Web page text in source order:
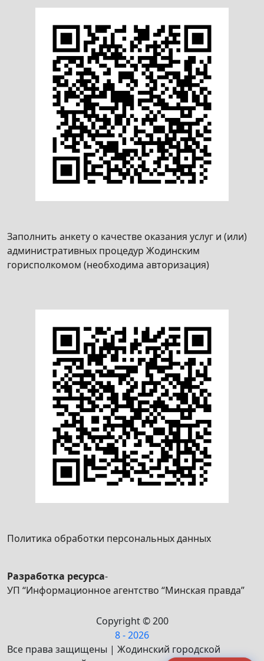
Заполнить анкету о качестве оказания услуг и (или)
административных процедур Жодинским
горисполкомом (необходима авторизация)
Политика обработки персональных данных
Разработка ресурса-
УП “Информационное агентство “Минская правда”
Copyright © 200
8 - 2026
Все права защищены | Жодинский городской